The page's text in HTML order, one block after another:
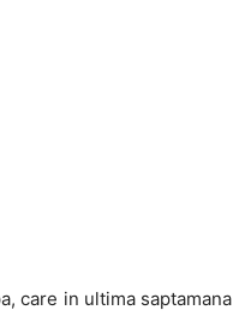
care in ultima saptamana